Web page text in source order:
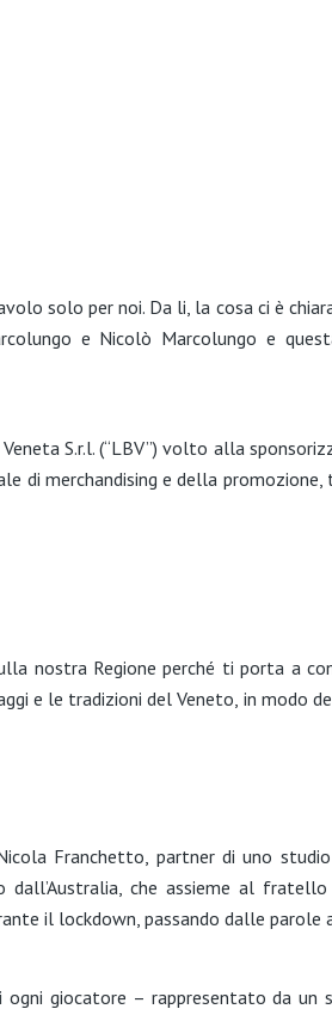
solo per noi. Da li, la cosa ci è
e Nicolò Marcolungo e
S.r.l. (“LBV”) volto alla
di merchandising e della promozione,
nostra Regione perché ti porta a
e le tradizioni del Veneto, in modo
Franchetto, partner di uno
che assieme al
il lockdown, passando dalle
giocatore – rappresentato da un